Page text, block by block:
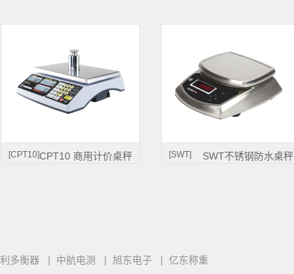
[CPT10]CPT10 商用计价桌秤 [SWT] SWT不锈钢防水桌秤
多衡器 | 中航电测 | 旭东电子 | 亿东称重